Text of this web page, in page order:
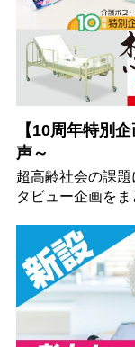
【10周年特別
声～
超高齢社会の課
タビュー企画をま